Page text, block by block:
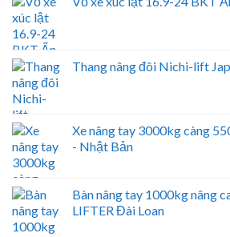
Thang nâng đôi Nichi-lift
Xe nâng tay 3000kg càng
- Nhật Bản
Bàn nâng tay 1000kg nâng
LIFTER Đài Loan